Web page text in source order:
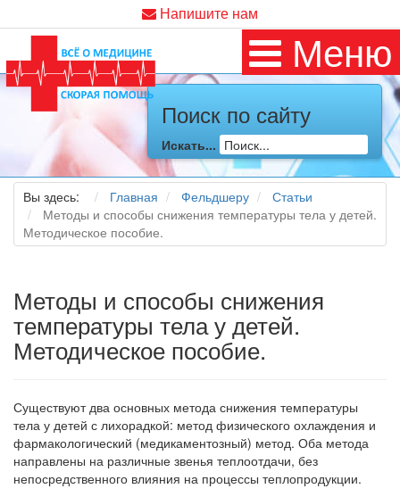
Напишите нам
Меню
Поиск по сайту
Искать...
Вы здесь: Главная Фельдшеру
Статьи
Методы и способы снижения температуры тела у детей.
Методическое пособие.
Методы и способы снижения
температуры тела у детей.
Методическое пособие.
Существуют два основных метода снижения температуры
тела у детей с лихорадкой: метод физического охлаждения и
фармакологический (медикаментозный) метод. Оба метода
направлены на различные звенья теплоотдачи, без
непосредственного влияния на процессы теплопродукции.